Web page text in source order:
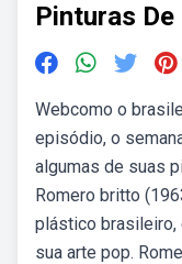
Pinturas
Webcomo o
episódio, o
algumas de suas
Romero britto
plástico brasileiro,
sua arte pop.